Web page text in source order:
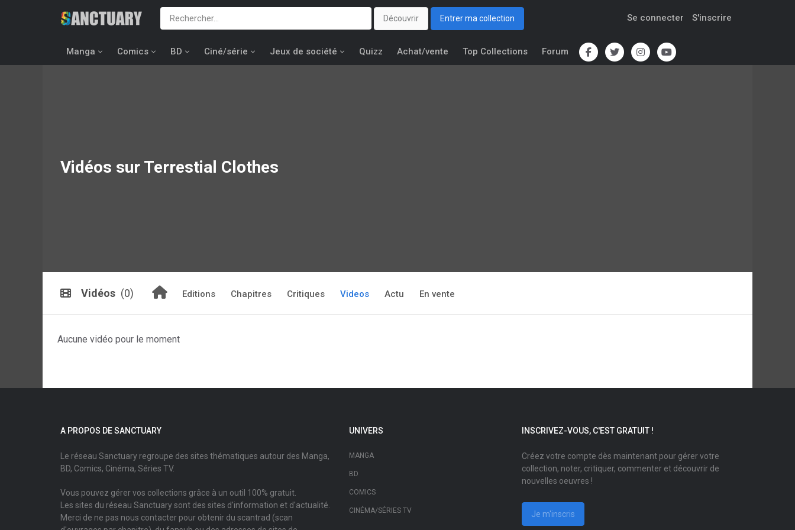
Découvrir Entrer ma collection Se connecter S'inscrire
Manga Comics BD Ciné/série Jeux de société Quizz Achat/vente Top Collections Forum
Vidéos sur Terrestial Clothes
Vidéos (0) Editions Chapitres Critiques Videos Actu En vente
Aucune vidéo pour le moment
A PROPOS DE SANCTUARY
Le réseau Sanctuary regroupe des sites thématiques autour des Manga,
BD, Comics, Cinéma, Séries TV.
Vous pouvez gérer vos collections grâce à un outil 100% gratuit.
Les sites du réseau Sanctuary sont des sites d'information et d'actualité.
Merci de ne pas nous contacter pour obtenir du scantrad (scan
UNIVERS
MANGA
BD
COMICS
CINÉMA/SÉRIES TV
INSCRIVEZ-VOUS, C'EST GRATUIT !
Créez votre compte dès maintenant pour gérer votre
collection, noter, critiquer, commenter et découvrir de
nouvelles oeuvres !
Je m'inscris